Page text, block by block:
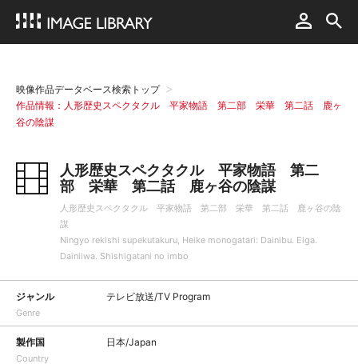
映像作品データベース検索トップ
作品情報：人形歴史スペクタクル 平家物語 第二部 栄華 第二話 鹿ヶ
谷の陰謀
人形歴史スペクタクル 平家物語 第二
部 栄華 第二話 鹿ヶ谷の陰謀
人形歴史スペクタクル 平家物語 第二部 栄華 第二話 鹿ヶ谷の陰
謀
Ningyo rekishi supekutakuru, Heike monogatari: Dainibu. Eiga.
Dainiiwa. Shishigatani no imbo
ジャンル
Genre
テレビ放送/TV Program
製作国
Country
日本/Japan